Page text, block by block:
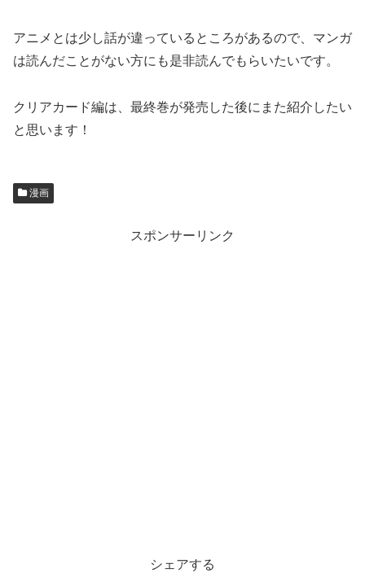
アニメとは少し話が違っているところがあるので、マンガ
は読んだことがない方にも是非読んでもらいたいです。
クリアカード編は、最終巻が発売した後にまた紹介したい
と思います！
漫画
スポンサーリンク
シェアする